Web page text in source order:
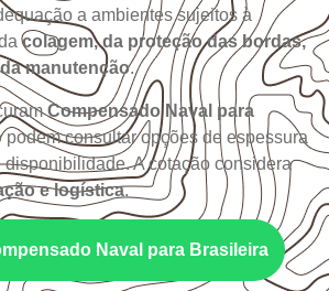
a ambientes sujeitos à
colagem, da proteção das bordas,
manutenção.
Compensado Naval para
podem consultar opções de espessura
disponibilidade. A cotação considera
e logística.
Naval para Brasileira